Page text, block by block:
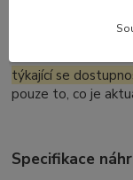
tyto displeje
týkající se
pouze to, co je
Specifikace